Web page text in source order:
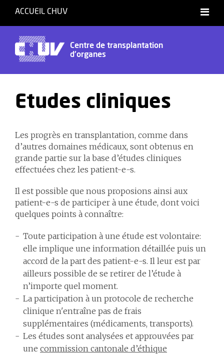
ACCUEIL CHUV
Centre de transplantation
d'organes
Etudes cliniques
Les progrès en transplantation, comme dans
d’autres domaines médicaux, sont obtenus en
grande partie sur la base d’études cliniques
effectuées chez les patient-e-s.
Il est possible que nous proposions ainsi aux
patient-e-s de participer à une étude, dont voici
quelques points à connaître:
Toute participation à une étude est volontaire:
elle implique une information détaillée puis un
accord de la part des patient-e-s. Il leur est par
ailleurs possible de se retirer de l’étude à
n’importe quel moment.
La participation à un protocole de recherche
clinique n'entraîne pas de frais
supplémentaires (médicaments, transports).
Les études sont analysées et approuvées par
une commission cantonale d’éthique